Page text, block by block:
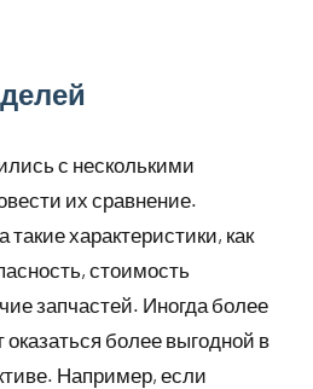
с несколькими
их сравнение.
характеристики, как
стоимость
запчастей. Иногда более
более выгодной в
Например, если